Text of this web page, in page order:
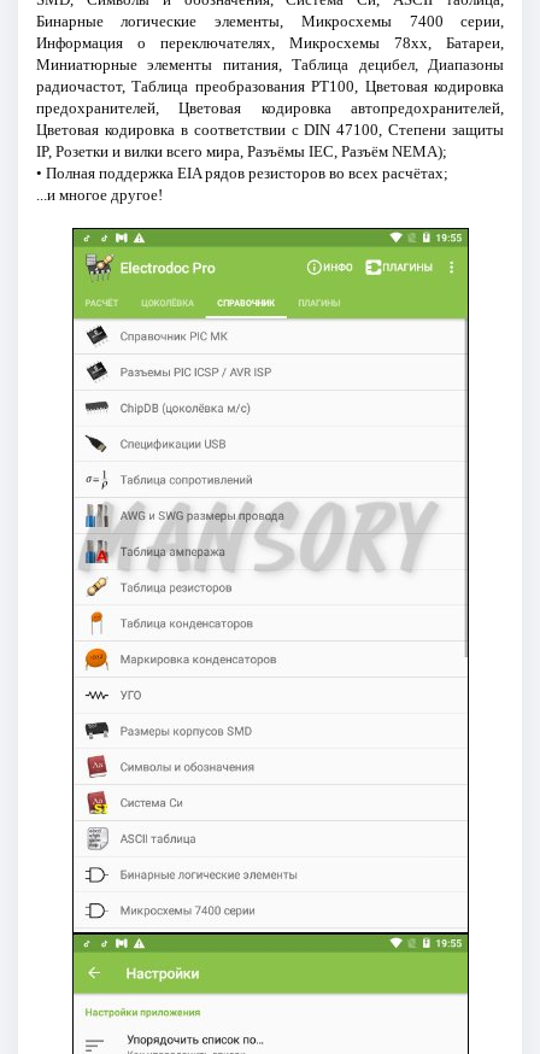
Бинарные логические элементы, Микросхемы 7400 серии,
Информация о переключателях, Микросхемы 78xx, Батареи,
Миниатюрные элементы питания, Таблица децибел, Диапазоны
радиочастот, Таблица преобразования PT100, Цветовая кодировка
предохранителей, Цветовая кодировка автопредохранителей,
Цветовая кодировка в соответствии с DIN 47100, Степени защиты
IP, Розетки и вилки всего мира, Разъёмы IEC, Разъём NEMA);
• Полная поддержка EIA рядов резисторов во всех расчётах;
...и многое другое!